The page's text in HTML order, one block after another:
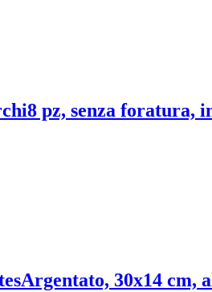
8 pz, senza foratura,
Argentato, 30x14 cm,